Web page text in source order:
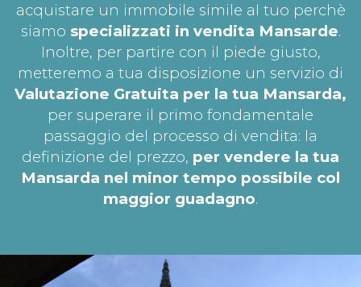
acquistare un immobile simile al tuo perchè
siamo specializzati in vendita Mansarde.
Inoltre, per partire con il piede giusto,
metteremo a tua disposizione un servizio di
Valutazione Gratuita per la tua Mansarda,
per superare il primo fondamentale
passaggio del processo di vendita: la
definizione del prezzo, per vendere la tua
Mansarda nel minor tempo possibile col
maggior guadagno.